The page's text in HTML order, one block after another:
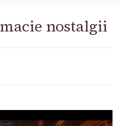
nostalgii